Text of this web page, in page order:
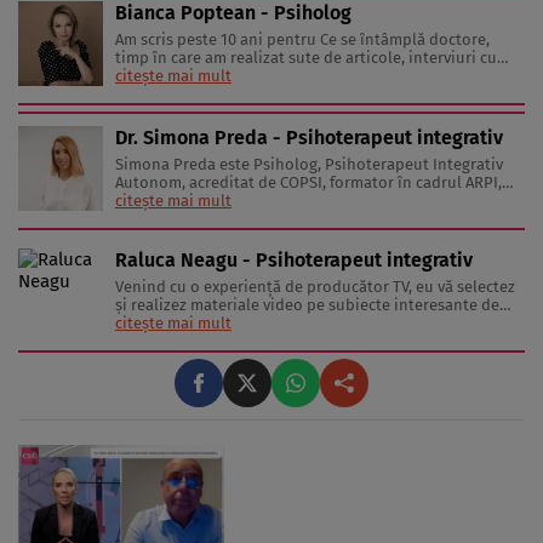
Bianca Poptean - Psiholog
Am scris peste 10 ani pentru Ce se întâmplă doctore,
timp în care am realizat sute de articole, interviuri cu
medici și specialiști în diverse domenii, materiale video,
băieți minunați care mi-au oferit ocazia să văd lumea
prin ...
citește mai mult
Dr. Simona Preda - Psihoterapeut integrativ
Simona Preda este Psiholog, Psihoterapeut Integrativ
Autonom, acreditat de COPSI, formator în cadrul ARPI,
Certificat European și de către Colegiul Psihologilor.
șlefuit frumos cu formarea ...
citește mai mult
Raluca Neagu - Psihoterapeut integrativ
Venind cu o experienţă de producător TV, eu vă selectez
şi realizez materiale video pe subiecte interesante de
sănătate şi lifestyle, în clipuri video marca “Stiai ca”.
citește mai mult